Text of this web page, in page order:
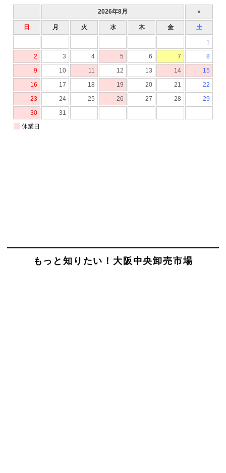
もっと知りたい！大阪中央卸売市場